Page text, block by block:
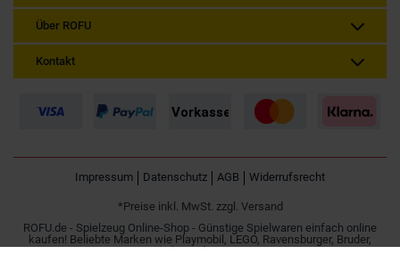
Über ROFU
Kontakt
Impressum Datenschutz AGB Widerrufsrecht
*Preise inkl. MwSt. zzgl. Versand
ROFU.de - Spielzeug Online-Shop - Günstige Spielwaren einfach online
kaufen! Beliebte Marken wie Playmobil, LEGO, Ravensburger, Bruder,
Simba und Besttoy.